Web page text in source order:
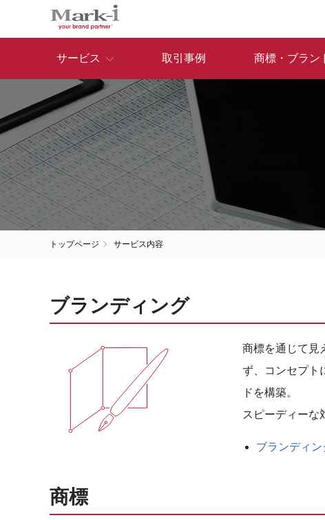
サービス 取引事例 商標・ブラン
トップページ サービス内容
ブランディング
商標を通じて見
ず、コンセプト
ドを構築。
スピーディーな
ブランディン
商標